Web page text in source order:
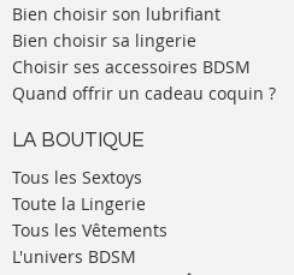
Bien choisir son lubrifiant
Bien choisir sa lingerie
Choisir ses accessoires BDSM
Quand offrir un cadeau coquin ?
LA BOUTIQUE
Tous les Sextoys
Toute la Lingerie
Tous les Vêtements
L'univers BDSM